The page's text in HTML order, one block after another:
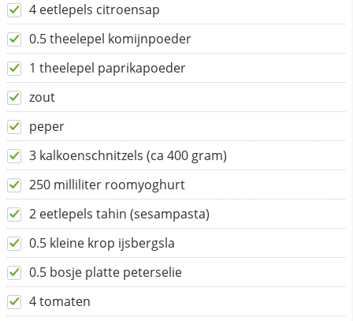
4 eetlepels citroensap
0.5 theelepel komijnpoeder
1 theelepel paprikapoeder
zout
peper
3 kalkoenschnitzels (ca 400 gram)
250 milliliter roomyoghurt
2 eetlepels tahin (sesampasta)
0.5 kleine krop ijsbergsla
0.5 bosje platte peterselie
4 tomaten